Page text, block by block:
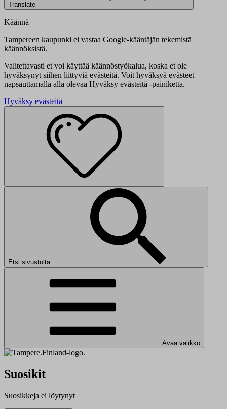
Translate
Käännä
Tampereen kaupunki ei vastaa Google-kääntäjän tekemistä
käännöksistä.
Valitettavasti et voi käyttää käännöstyökalua, koska et ole
hyväksynyt siihen liittyviä evästeitä. Voit hyväksyä evästeet
napsauttamalla alla olevaa Hyväksy evästeitä -painiketta.
Hyväksy evästeitä
Etsi sivustolta
Avaa valikko
Suosikit
Suosikkeja ei löytynyt